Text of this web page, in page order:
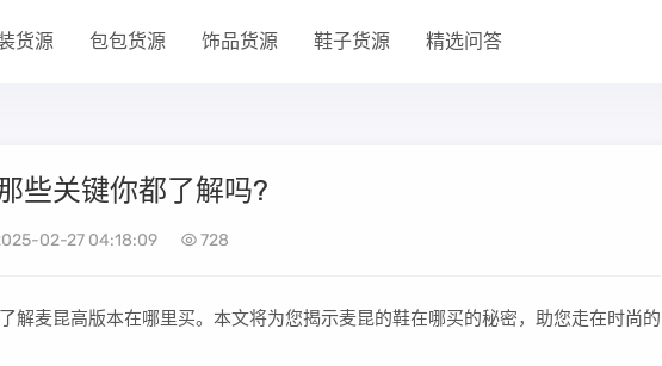
货源 包包货源 饰品货源 鞋子货源 精选问答
些关键你都了解吗?
02-27 04:18:09 728
解麦昆高版本在哪里买。本文将为您揭示麦昆的鞋在哪买的秘密，助您走在时尚的